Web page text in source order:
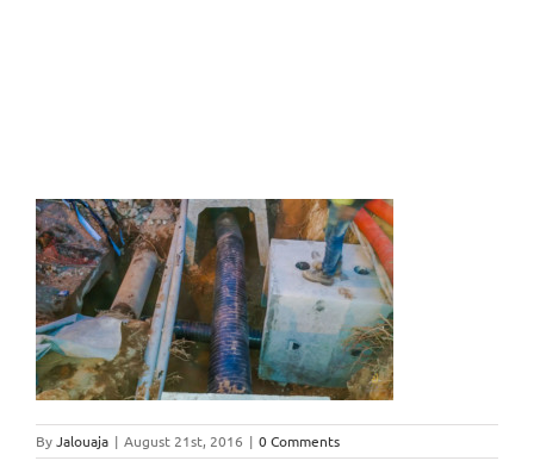
ByJalouaja | August 21st, 2016 | 0 Comments